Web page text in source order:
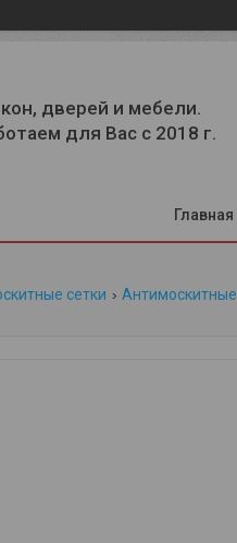
дверей и мебели.
для Вас с 2018 г.
Главная
сетки Антимоскитные